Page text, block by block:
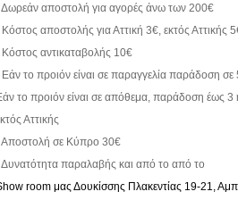
Δωρεάν αποστολή για αγορές άνω των 200€
Κόστος αποστολής για Αττική 3€, εκτός Αττικής
Κόστος αντικαταβολής 10€
Εάν το προιόν είναι σε παραγγελία παράδοση σε
το προιόν είναι σε απόθεμα, παράδοση έως 3
Αττικής
Αποστολή σε Κύπρο 30€
Δυνατότητα παραλαβής και από το από το
room μας Δουκίσσης Πλακεντίας 19-21,